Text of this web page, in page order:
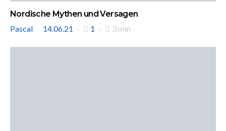
Nordische Mythen und Versagen
Pascal
14.06.21 1 3 min